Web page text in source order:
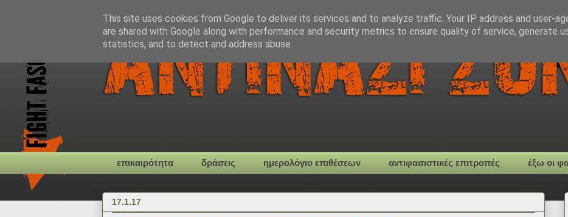
επικαιρότητα δράσεις ημερολόγιο επιθέσεων αντιφασιστικές επιτροπές έξω οι
17.1.17
This site uses cookies from Google to deliver its services and to analyze traffic. Your IP address and user-
are shared with Google along with performance and security metrics to ensure quality of service, generate
statistics, and to detect and address abuse.